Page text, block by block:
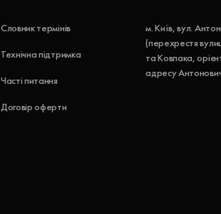
Словник термінів
Технічна підтримка
Часті питання
Договір оферти
м. Київ, вул.
(перехрестя
та Ковпака,
адресу